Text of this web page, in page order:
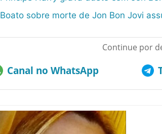
Boato sobre morte de Jon Bon Jovi
Continue por
Canal no WhatsApp